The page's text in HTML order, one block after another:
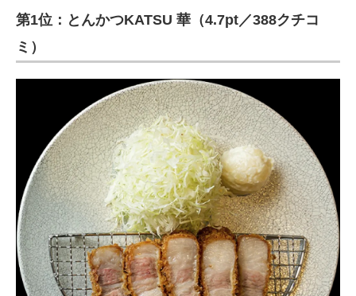
第1位：とんかつKATSU 華（4.7pt／388クチコ
ミ）